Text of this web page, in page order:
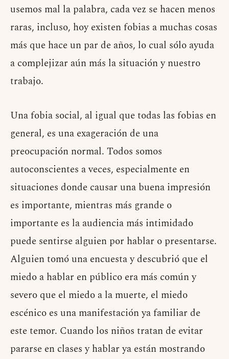
usemos mal la palabra, cada vez se hacen menos
raras, incluso, hoy existen fobias a muchas cosas
más que hace un par de años, lo cual sólo ayuda
a complejizar aún más la situación y nuestro
trabajo.
Una fobia social, al igual que todas las fobias en
general, es una exageración de una
preocupación normal. Todos somos
autoconscientes a veces, especialmente en
situaciones donde causar una buena impresión
es importante, mientras más grande o
importante es la audiencia más intimidado
puede sentirse alguien por hablar o presentarse.
Alguien tomó una encuesta y descubrió que el
miedo a hablar en público era más común y
severo que el miedo a la muerte, el miedo
escénico es una manifestación ya familiar de
este temor. Cuando los niños tratan de evitar
pararse en clases y hablar ya están mostrando